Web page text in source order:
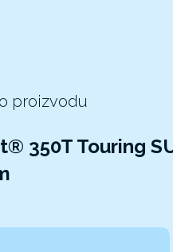
proizvodu
350T Touring